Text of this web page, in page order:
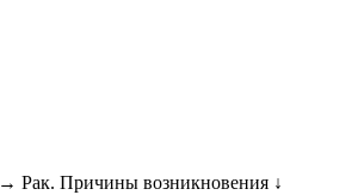
→ Рак. Причины возникновения ↓